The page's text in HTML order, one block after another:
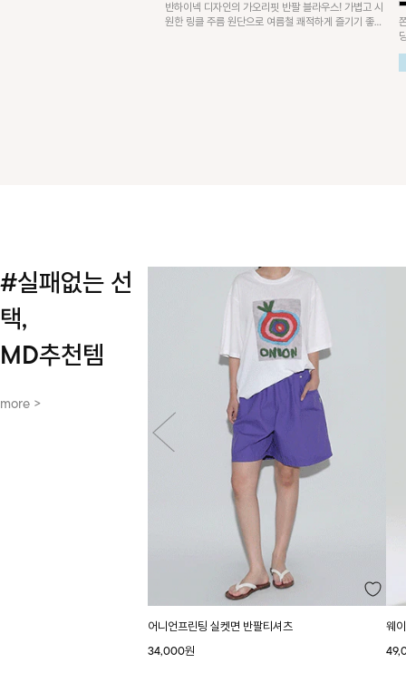
반하이넥 디자인의 가오리핏 반팔 블라우스! 가볍고 시
원한 링클 주름 원단으로 여름철 쾌적하게 즐기기 좋은
#실패없는 선
택,
MD추천템
more >
어니언프린팅 실켓면 반팔티셔츠
34,000원
웨